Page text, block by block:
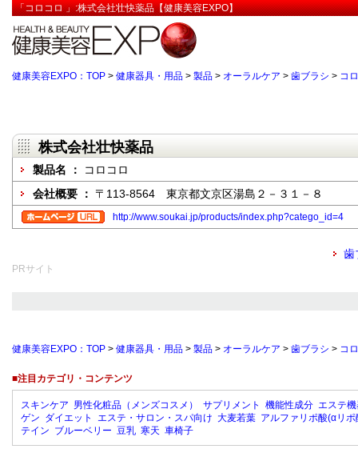
「コロコロ 」:株式会社壮快薬品【健康美容EXPO】
健康美容EXPO：TOP > 健康器具・用品 > 製品 > オーラルケア > 歯ブラシ > コ
株式会社壮快薬品
製品名 ：
コロコロ
会社概要 ： 〒113-8564 東京都文京区湯島２－３１－８
http://www.soukai.jp/products/index.php?catego_id=4
歯
PRサイト
健康美容EXPO：TOP > 健康器具・用品 > 製品 > オーラルケア > 歯ブラシ > コ
■注目カテゴリ・コンテンツ
スキンケア 男性化粧品（メンズコスメ） サプリメント 機能性成分 エステ
ゲン ダイエット エステ・サロン・スパ向け 大麦若葉 アルファリポ酸(αリポ
テイン ブルーベリー 豆乳 寒天 車椅子